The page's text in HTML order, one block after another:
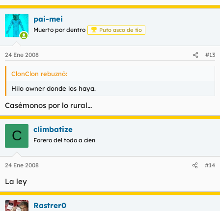
pai-mei
Muerto por dentro Puto asco de tío
24 Ene 2008 #13
ClonClon rebuznó:
Hilo owner donde los haya.
Casémonos por lo rural...
C climbatize
Forero del todo a cien
24 Ene 2008 #14
La ley
Rastrer0